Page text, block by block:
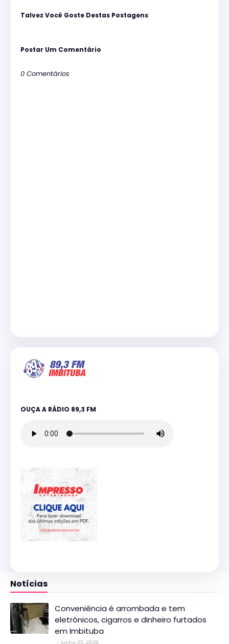
Talvez Você Goste Destas Postagens
Postar Um Comentário
0 Comentários
OUÇA A RÁDIO 89,3 FM
Notícias
Conveniência é arrombada e tem
eletrônicos, cigarros e dinheiro furtados
em Imbituba
junho 25, 2026